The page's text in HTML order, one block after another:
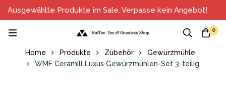
Ausgewählte Produkte im Sale. Verpasse kein Angebot!
0
Home Produkte Zubehör
Gewürzmühle
WMF Ceramill Luxus Gewürzmühlen-Set 3-teilig